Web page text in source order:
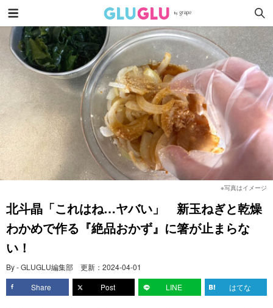
※写真はイメージ
北斗晶「これはね…ヤバい」 新玉ねぎと乾燥
わかめで作る『絶品おかず』に箸が止まらな
い！
By - GLUGLU編集部 更新： 2024-04-01
Share
Post LINE はてな